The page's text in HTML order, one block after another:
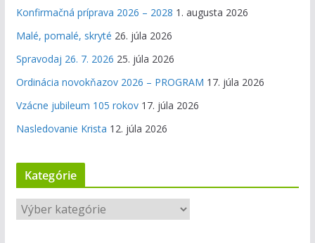
Konfirmačná príprava 2026 – 2028 1. augusta 2026
Malé, pomalé, skryté 26. júla 2026
Spravodaj 26. 7. 2026 25. júla 2026
Ordinácia novokňazov 2026 – PROGRAM 17. júla 2026
Vzácne jubileum 105 rokov 17. júla 2026
Nasledovanie Krista 12. júla 2026
Kategórie
K
a